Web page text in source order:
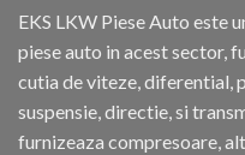
EKS LKW Piese Auto este
piese auto in acest sector,
cutia de viteze, diferential,
suspensie, directie, si
furnizeaza compresoare,